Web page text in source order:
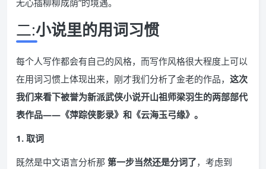
无心插柳柳成荫”的境遇。
二:小说里的用词习惯
每个人写作都会有自己的风格，而写作风格很大程度上可以
在用词习惯上体现出来，刚才我们分析了金老的作品， 这次
我们来看下被誉为新派武侠小说开山祖师梁羽生的两部部代
表作品——《萍踪侠影录》和《云海玉弓缘》。
1. 取词
既然是中文语言分析那 第一步当然还是分词了，考虑到